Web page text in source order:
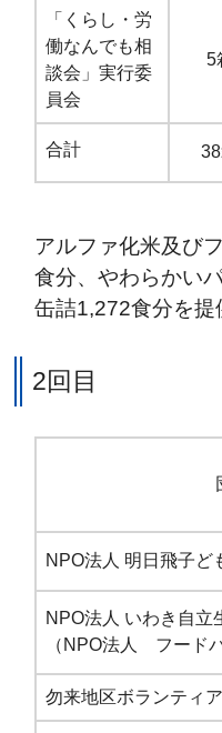
「くらし・労
働なんでも相
談会」実行委
員会
5
合計
アルファ化米及び
食分、やわらかい
缶詰1,272食分を提
2回目
NPO法人 明日飛子ど
NPO法人 いわき自立
（NPO法人 フード
勿来地区ボランティ